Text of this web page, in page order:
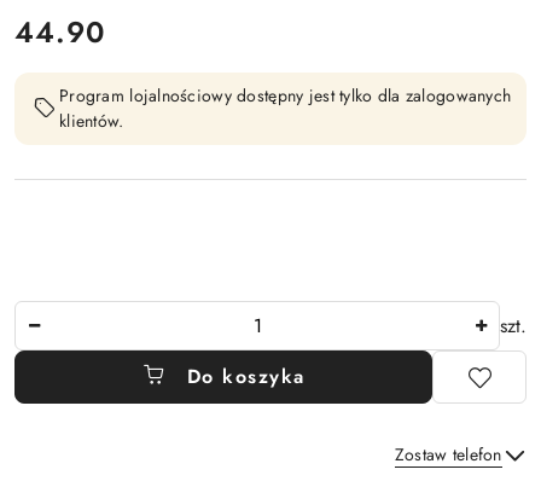
cena:
44.90
Program lojalnościowy dostępny jest tylko dla zalogowanych
klientów.
szt.
Do koszyka
Zostaw telefon